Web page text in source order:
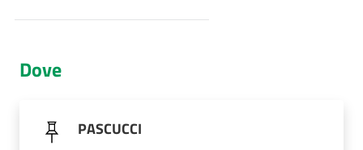
Comunica
Dove
PASCUCCI